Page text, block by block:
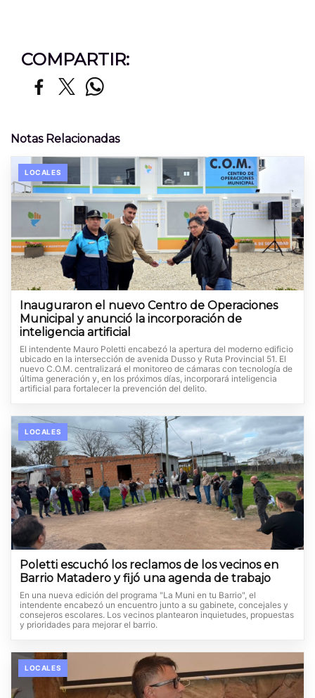
COMPARTIR:
Notas Relacionadas
LOCALES
Inauguraron el nuevo Centro de Operaciones
Municipal y anunció la incorporación de
inteligencia artificial
El intendente Mauro Poletti encabezó la apertura del moderno edificio
ubicado en la intersección de avenida Dusso y Ruta Provincial 51. El
nuevo C.O.M. centralizará el monitoreo de cámaras con tecnología de
última generación y, en los próximos días, incorporará inteligencia
artificial para fortalecer la prevención del delito.
LOCALES
Poletti escuchó los reclamos de los vecinos en
Barrio Matadero y fijó una agenda de trabajo
En una nueva edición del programa "La Muni en tu Barrio", el
intendente encabezó un encuentro junto a su gabinete, concejales y
consejeros escolares. Los vecinos plantearon inquietudes, propuestas
y prioridades para mejorar el barrio.
LOCALES